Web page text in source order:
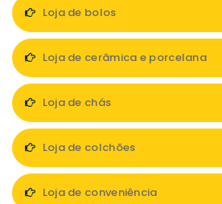
Loja de bolos
Loja de cerâmica e porcelana
Loja de chás
Loja de colchões
Loja de conveniência